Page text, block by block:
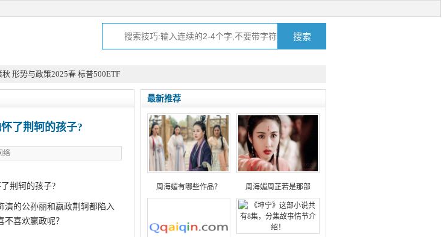
秋 形势与政策2025春 标普500ETF
了荆轲的孩子?
络
演的公孙丽和嬴政荆轲都陷入
喜欢嬴政呢？
最新推荐
周海媚有哪些作品？ 周海媚周芷若是那部